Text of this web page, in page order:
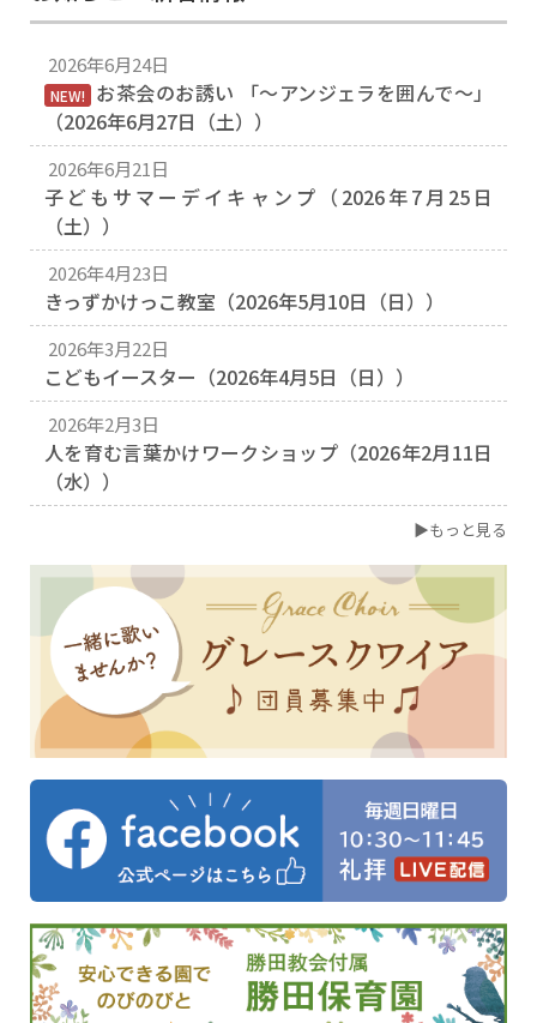
2026年6月24日
NEW!
お茶会のお誘い 「〜アンジェラを囲んで〜」
（2026年6月27日（土））
2026年6月21日
子どもサマーデイキャンプ（2026年7月25日
（土））
2026年4月23日
きっずかけっこ教室（2026年5月10日（日））
2026年3月22日
こどもイースター（2026年4月5日（日））
2026年2月3日
人を育む言葉かけワークショップ（2026年2月11日
（水））
▶もっと見る